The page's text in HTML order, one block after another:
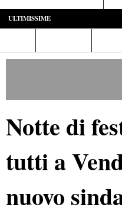
ULTIMISSIME
Notte di
tutti a
nuovo